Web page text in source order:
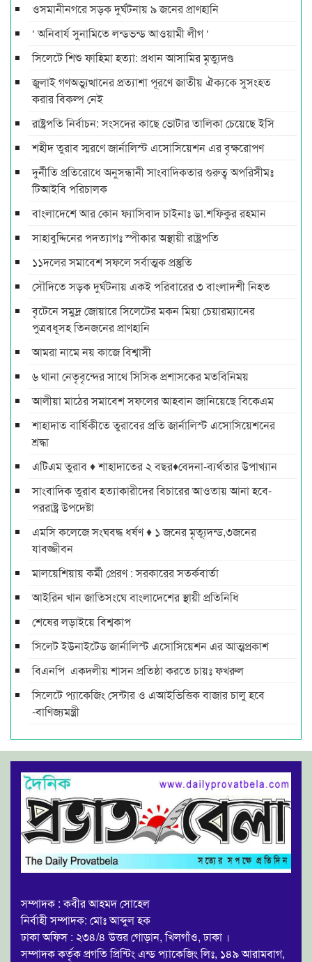
ওসমানীনগরে সড়ক দুর্ঘটনায় ৯ জনের প্রাণহানি
‘ অনিবার্য সুনামিতে লন্ডভন্ড আওয়ামী লীগ ‘
সিলেটে শিশু ফাহিমা হত্যা: প্রধান আসামির মৃত্যুদণ্ড
জুলাই গণঅভ্যুত্থানের প্রত্যাশা পূরণে জাতীয় ঐক্যকে সুসংহত
করার বিকল্প নেই
রাষ্ট্রপতি নির্বাচন: সংসদের কাছে ভোটার তালিকা চেয়েছে ইসি
শহীদ তুরাব স্মরণে জার্নালিস্ট এসোসিয়েশন এর বৃক্ষরোপণ
দুর্নীতি প্রতিরোধে অনুসন্ধানী সাংবাদিকতার গুরুত্ব অপরিসীমঃ
টিআইবি পরিচালক
বাংলাদেশে আর কোন ফ্যাসিবাদ চাইনাঃ ডা.শফিকুর রহমান
সাহাবুদ্দিনের পদত্যাগঃ স্পীকার অস্থায়ী রাষ্ট্রপতি
১১দলের সমাবেশ সফলে সর্বাত্মক প্রস্তুতি
সৌদিতে সড়ক দুর্ঘটনায় একই পরিবারের ৩ বাংলাদশী নিহত
বৃটেনে সমুদ্র জোয়ারে সিলেটের মকন মিয়া চেয়ারম্যানের
পুত্রবধূসহ তিনজনের প্রাণহানি
আমরা নামে নয় কাজে বিশ্বাসী
৬ থানা নেতৃবৃন্দের সাথে সিসিক প্রশাসকের মতবিনিময়
আলীয়া মাঠের সমাবেশ সফলের আহবান জানিয়েছে বিকেএম
শাহাদাত বার্ষিকীতে তুরাবের প্রতি জার্নালিস্ট এসোসিয়েশনের
শ্রদ্ধা
এটিএম তুরাব ♦ শাহাদাতের ২ বছর♦বেদনা-ব্যর্থতার উপাখ্যান
সাংবাদিক তুরাব হত্যাকারীদের বিচারের আওতায় আনা হবে-
পররাষ্ট্র উপদেষ্টা
এমসি কলেজে সংঘবদ্ধ ধর্ষণ ♦ ১ জনের মৃত্যূদন্ড,৩জনের
যাবজ্জীবন
মালয়েশিয়ায় কর্মী প্রেরণ : সরকারের সতর্কবার্তা
আইরিন খান জাতিসংঘে বাংলাদেশের স্থায়ী প্রতিনিধি
শেষের লড়াইয়ে বিশ্বকাপ
সিলেট ইউনাইটেড জার্নালিস্ট এসোসিয়েশন এর আত্মপ্রকাশ
বিএনপি একদলীয় শাসন প্রতিষ্ঠা করতে চায়ঃ ফখরুল
সিলেটে প্যাকেজিং সেন্টার ও এআইভিত্তিক বাজার চালু হবে
-বাণিজ্যমন্ত্রী
সম্পাদক : কবীর আহমদ সোহেল
নির্বাহী সম্পাদক: মোঃ আব্দুল হক
ঢাকা অফিস : ২৩৪/৪ উত্তর গোড়ান, খিলগাঁও, ঢাকা ।
সম্পাদক কর্তৃক প্রগতি প্রিন্টিং এন্ড প্যাকেজিং লিঃ, ১৪৯ আরামবাগ,